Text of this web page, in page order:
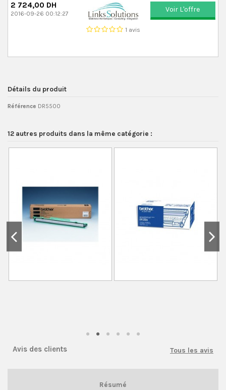
2 724,00 DH
2016-09-26 00:12:27
1 avis
Voir L'offre
Détails du produit
Référence DR5500
12 autres produits dans la même catégorie :
Avis des clients Tous les avis
Résumé